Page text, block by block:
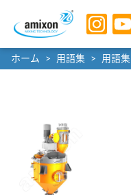
Skip to main navigation
Skip to main content
Skip to page footer
You are here:
ホーム 用語集 用語集